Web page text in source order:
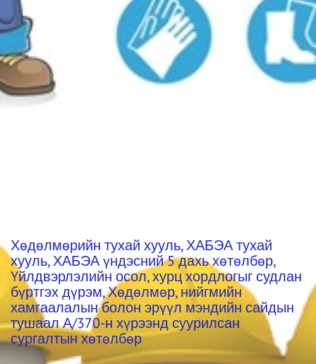
Хөдөлмөрийн тухай хууль, ХАБЭА тухай
хууль, ХАБЭА үндэсний 5 дахь хөтөлбөр,
Үйлдвэрлэлийн осол, хурц хордлогыг судлан
бүртгэх дүрэм, Хөдөлмөр, нийгмийн
хамгаалалын болон эрүүл мэндийн сайдын
тушаал А/370-н хүрээнд суурилсан
сургалтын хөтөлбөр